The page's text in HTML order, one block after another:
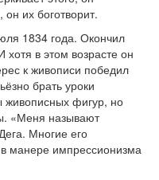
их боготворит.
1834 года. Окончил
в этом возрасте он
к живописи победил
брать уроки
живописных фигур, но
«Меня называют
Многие его
манере импрессионизма